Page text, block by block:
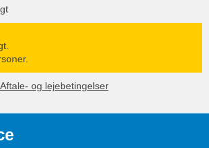
Aftale- og lejebetingelser